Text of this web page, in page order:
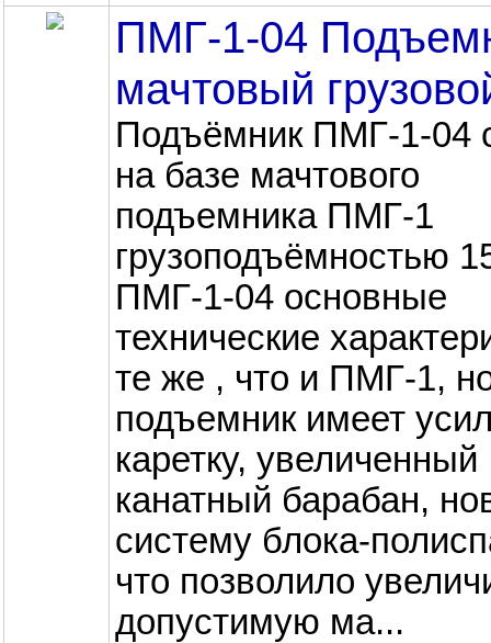
ПМГ-1-04
мачтовый
Подъёмник ПМГ-1-04
на базе мачтового
подъемника ПМГ-1
грузоподъёмностью
ПМГ-1-04 основные
технические
те же , что и ПМГ-1,
подъемник имеет
каретку, увеличенный
канатный барабан,
систему блока-
что позволило
допустимую ма...